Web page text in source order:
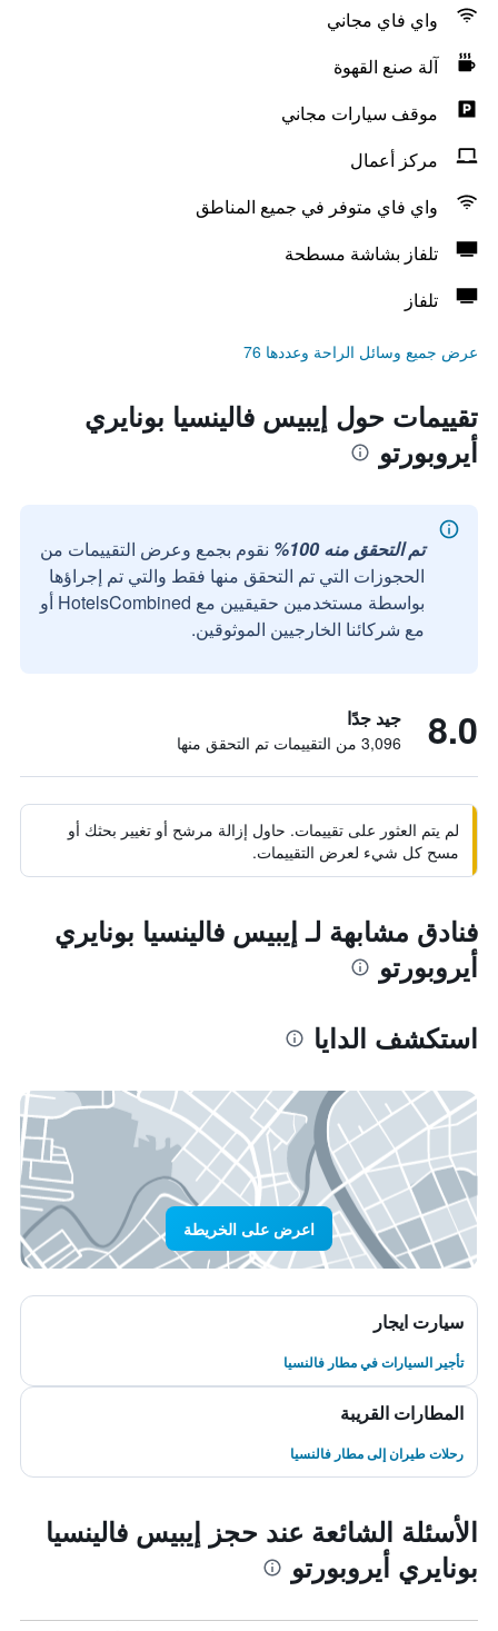
واي فاي مجاني
آلة صنع القهوة
موقف سيارات مجاني
مركز أعمال
واي فاي متوفر في جميع المناطق
تلفاز بشاشة مسطحة
تلفاز
عرض جميع وسائل الراحة وعددها 76
تقييمات حول إيبيس فالينسيا بونايري
أيروبورتو
تم التحقق منه 100%
نقوم بجمع وعرض التقييمات من
الحجوزات التي تم التحقق منها فقط والتي تم إجراؤها
بواسطة مستخدمين حقيقيين مع HotelsCombined أو
مع شركائنا الخارجيين الموثوقين.
8.0 جيد جدًا
3,096 من التقييمات تم التحقق منها
لم يتم العثور على تقييمات. حاول إزالة مرشح أو تغيير بحثك أو
مسح كل شيء لعرض التقييمات.
فنادق مشابهة لـ إيبيس فالينسيا بونايري
أيروبورتو
استكشف الدايا
اعرض على الخريطة
سيارت ايجار
تأجير السيارات في مطار فالنسيا
المطارات القريبة
رحلات طيران إلى مطار فالنسيا
الأسئلة الشائعة عند حجز إيبيس فالينسيا
بونايري أيروبورتو